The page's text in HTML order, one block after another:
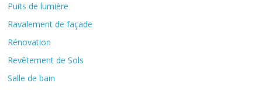
Puits de lumière
Ravalement de façade
Rénovation
Revêtement de Sols
Salle de bain